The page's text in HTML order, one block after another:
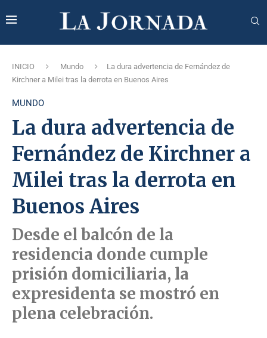
INICIO Mundo
La dura advertencia de Fernández de
Kirchner a Milei tras la derrota en Buenos Aires
MUNDO
La dura advertencia de
Fernández de Kirchner a
Milei tras la derrota en
Buenos Aires
Desde el balcón de la
residencia donde cumple
prisión domiciliaria, la
expresidenta se mostró en
plena celebración.